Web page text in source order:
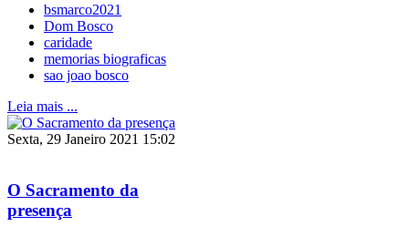
bsmarco2021
Dom Bosco
caridade
memorias biograficas
sao joao bosco
Leia mais ...
Sexta, 29 Janeiro 2021 15:02
O Sacramento da
presença